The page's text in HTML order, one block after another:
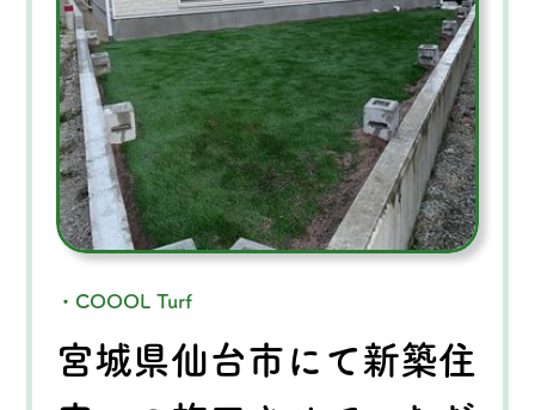
・COOOL Turf
宮城県仙台市にて新築住